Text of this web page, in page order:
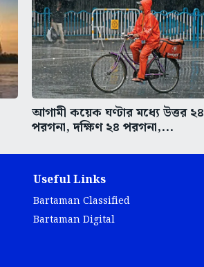
আগামী কয়েক ঘণ্টার মধ্যে উত্তর ২৪
পরগনা, দক্ষিণ ২৪ পরগনা,...
Useful Links
Bartaman Classified
Bartaman Digital